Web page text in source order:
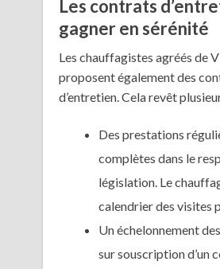
Les contrats
gagner en sérénité
Les chauffagistes agréés de
proposent également des
d’entretien. Cela revêt
Des prestations
complètes dans le
législation. Le
calendrier des visites
Un échelonnement
sur souscription d’un